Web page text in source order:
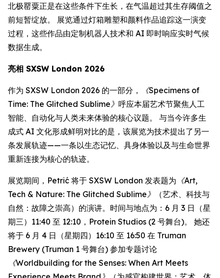
北极罂粟正是在这些条件下生长，在气温超过其生存阈值之
前短暂绽放。 展览通过灯箱雕塑和颜料作品追踪这一演变
过程，这些作品由定制机器人技术和 AI 即时响应实时气候
数据生成。
亮相 SXSW London 2026
作为 SXSW London 2026 的一部分，
《Specimens of
Time: The Glitched Sublime》 呼应本届艺术节聚焦人工
智能、自动化与人类未来体验的核心议题。 与当今许多生
成式 AI 文化形成鲜明对比的是，该展览为技术提出了另一
条发展轨迹——一条以生态记忆、具身体验以及与生命世界
重新连接为核心的轨迹。
展览期间，Petrić 将于 SXSW London 发表题为 《Art,
Tech & Nature: The Glitched Sublime》
（艺术、科技与
自然：故障之崇高）的演讲。时间与地点为：6 月 3 日（星
期三）11:40 至 12:10，Protein Studios (2 号舞台)。 她还
将于 6 月 4 日（星期四）16:10 至 16:50 在 Truman
Brewery (Truman 1 号舞台) 参加专题讨论
《Worldbuilding for the Senses: When Art Meets